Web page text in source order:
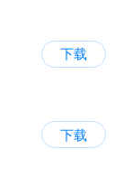
下载
下载